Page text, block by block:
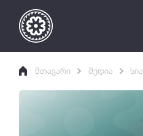
მთავარი მედია